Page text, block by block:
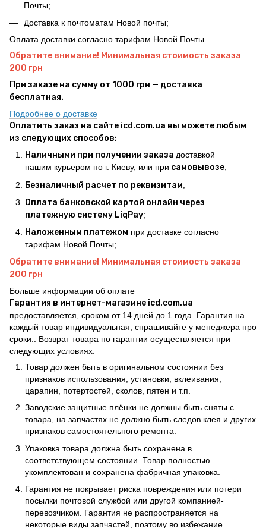
Почты;
Доставка к почтоматам Новой почты;
Оплата доставки согласно тарифам Новой Почты
Обратите внимание! Минимальная стоимость заказа
200 грн
При заказе на сумму от 1000 грн — доставка
бесплатная.
Подробнее о доставке
Оплатить заказ на сайте icd.com.ua вы можете любым
из следующих способов:
Наличными при получении заказа доставкой
нашим курьером по г. Киеву, или при самовывозе;
Безналичный расчет по реквизитам;
Оплата банковской картой онлайн через
платежную систему LiqPay;
Наложенным платежом при доставке согласно
тарифам Новой Почты;
Обратите внимание! Минимальная стоимость заказа
200 грн
Больше информации об оплате
Гарантия в интернет-магазине icd.com.ua
предоставляется, сроком от 14 дней до 1 года. Гарантия на
каждый товар индивидуальная, спрашивайте у менеджера про
сроки.. Возврат товара по гарантии осуществляется при
следующих условиях:
Товар должен быть в оригинальном состоянии без
признаков использования, установки, вклеивания,
царапин, потертостей, сколов, пятен и т.п.
Заводские защитные плёнки не должны быть сняты с
товара, на запчастях не должно быть следов клея и других
признаков самостоятельного ремонта.
Упаковка товара должна быть сохранена в
соответствующем состоянии. Товар полностью
укомплектован и сохранена фабричная упаковка.
Гарантия не покрывает риска повреждения или потери
посылки почтовой службой или другой компанией-
перевозчиком. Гарантия не распространяется на
некоторые виды запчастей, поэтому во избежание